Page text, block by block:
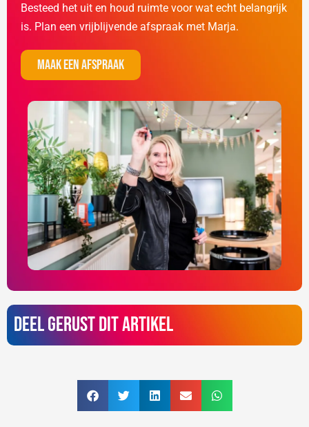
Besteed het uit en houd ruimte voor wat echt belangrijk
is. Plan een vrijblijvende afspraak met Marja.
Maak een afspraak
Deel gerust dit artikel